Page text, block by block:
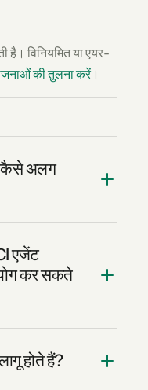
है। विनियमित या एयर-
की तुलना करें।
कैसे अलग
एजेंट
कर सकते
होते हैं?